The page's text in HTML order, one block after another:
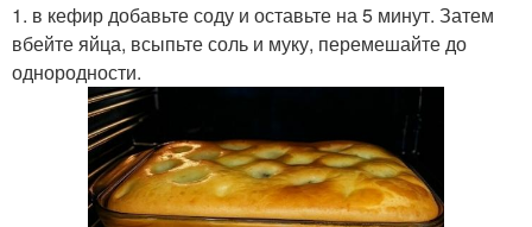
1. в кефир добавьте соду и оставьте на 5 минут. Затем
вбейте яйца, всыпьте соль и муку, перемешайте до
однородности.